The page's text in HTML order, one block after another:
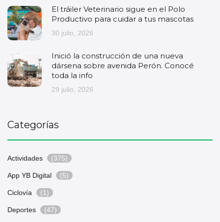
El tráiler Veterinario sigue en el Polo
Productivo para cuidar a tus mascotas
30 julio, 2026
Inició la construcción de una nueva
dársena sobre avenida Perón. Conocé
toda la info
29 julio, 2026
Categorías
Actividades (375)
App YB Digital (5)
Ciclovía (1)
Deportes (47)